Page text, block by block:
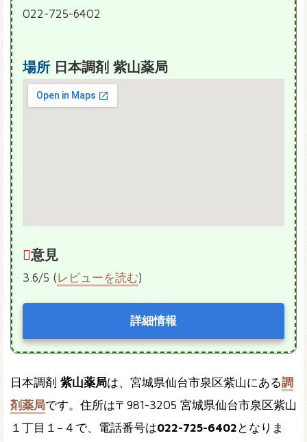
022-725-6402
場所 日本調剤 紫山薬局
意見
3.6/5 (レビューを読む)
詳細情報
日本調剤 紫山薬局は、宮城県仙台市泉区紫山にある調
剤薬局です。住所は〒981-3205 宮城県仙台市泉区紫山
１丁目１−４で、電話番号は022-725-6402 となりま